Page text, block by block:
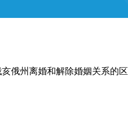
俄州离婚和解除婚姻关系的区